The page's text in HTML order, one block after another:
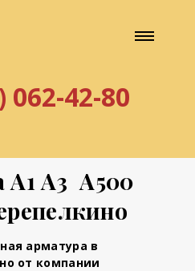
062-42-80
А1 А3 А500
арматура в
от компании